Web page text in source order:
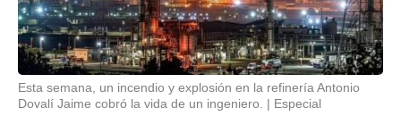
Esta semana, un incendio y explosión en la refinería Antonio
Dovalí Jaime cobró la vida de un ingeniero.
Especial